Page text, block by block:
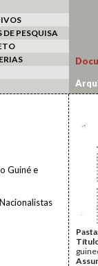
DE PESQUISA
Guiné e